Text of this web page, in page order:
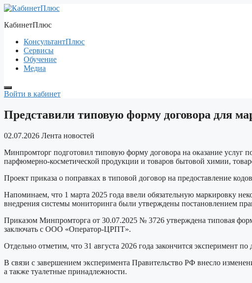
Перейти
содержимому
КабинетПлюс
КонсультантПлюс
Сервисы
Обучение
Медиа
Войти в кабинет
Представили типовую форму договора для
02.07.2026 Лента новостей
Минпромторг подготовил типовую форму договора на оказание услуг
парфюмерно-косметической продукции и товаров бытовой химии,
Проект приказа о поправках в типовой договор на предоставление
Напоминаем, что 1 марта 2025 года ввели обязательную маркировку
внедрения системы мониторинга были утверждены постановлением
Приказом Минпромторга от 30.07.2025 № 3726 утверждена типовая
заключать с ООО «Оператор-ЦРПТ».
Отдельно отметим, что 31 августа 2026 года закончится эксперимент
В связи с завершением эксперимента Правительство РФ внесло
а также туалетные принадлежности.